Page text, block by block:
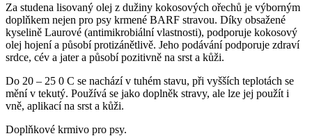
Za studena lisovaný olej z dužiny kokosových ořechů je výborným
doplňkem nejen pro psy krmené BARF stravou. Díky obsažené
kyselině Laurové (antimikrobiální vlastnosti), podporuje kokosový
olej hojení a působí protizánětlivě. Jeho podávání podporuje zdraví
srdce, cév a jater a působí pozitivně na srst a kůži.
Do 20 – 25 0 C se nachází v tuhém stavu, při vyšších teplotách se
mění v tekutý. Používá se jako doplněk stravy, ale lze jej použít i
vně, aplikací na srst a kůži.
Doplňkové krmivo pro psy.